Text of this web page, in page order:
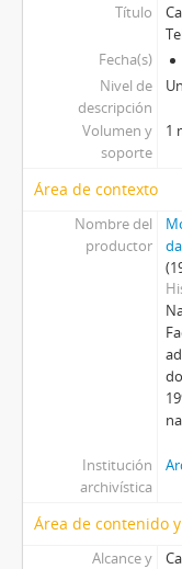
Título
Fecha(s)
Nivel de
descripción
Volumen y
soporte
1
Área de contexto
Nombre del
productor
da
Institución
archivística
Área de contenido
Alcance y